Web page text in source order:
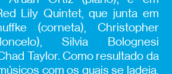
Lily Quintet, que junta em
(corneta), Christopher
Silvia Bolognesi
Taylor. Como resultado da
com os quais se ladeia,